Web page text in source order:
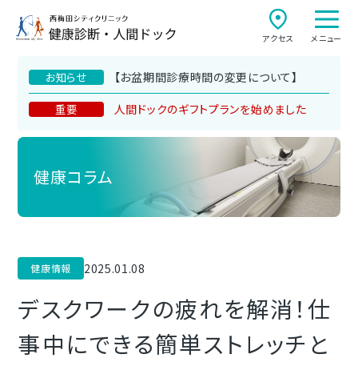
メニュー
アクセス
お知らせ 【お盆期間診療時間の変更について】
重要 人間ドックのギフトプランを始めました
健康コラム
健康情報 2025.01.08
デスクワークの疲れを解消！仕
事中にできる簡単ストレッチと